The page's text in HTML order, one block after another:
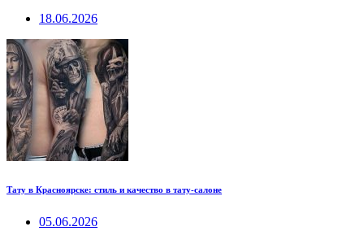
18.06.2026
Тату в Красноярске: стиль и качество в тату-салоне
05.06.2026